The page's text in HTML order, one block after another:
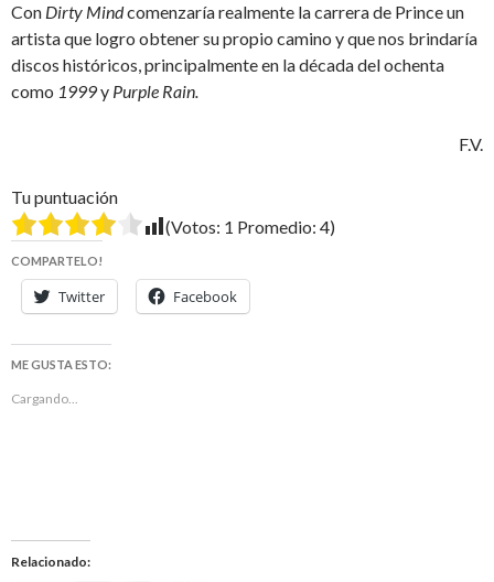
Con Dirty Mindcomenzaría realmente la carrera de Prince un
artista que logro obtener su propio camino y que nos brindaría
discos históricos, principalmente en la década del ochenta
como 1999y Purple Rain.
F.V.
Tu puntuación
(Votos: 1 Promedio: 4)
COMPARTELO!
Twitter Facebook
ME GUSTA ESTO:
Cargando...
Relacionado